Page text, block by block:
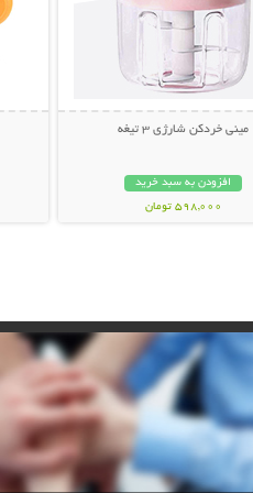
مینی خردکن شارژی 3 تیغه
افزودن به سبد خرید
598,000 تومان